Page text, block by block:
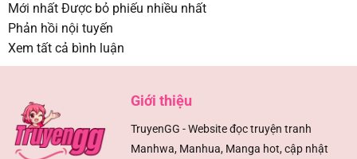
Mới nhất Được bỏ phiếu nhiều nhất
Phản hồi nội tuyến
Xem tất cả bình luận
Giới thiệu
TruyenGG - Website đọc truyện tranh
Manhwa, Manhua, Manga hot, cập nhật